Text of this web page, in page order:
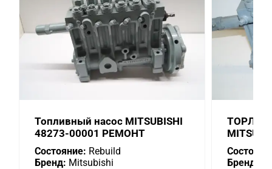
Топливный насос MITSUBISHI
48273-00001 РЕМОНТ
Состояние: Rebuild
Бренд: Mitsubishi
Бренд: